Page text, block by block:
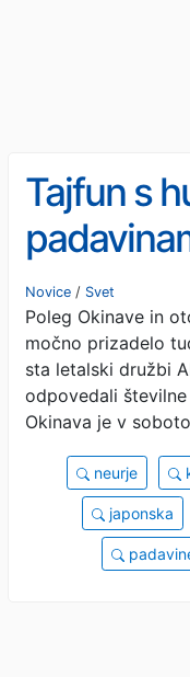
Tajfun s
države,
(FOTO,
Novice / Svet
Poleg Okinave in
močno prizadelo
sta letalski družbi
odpovedali
Okinava je v
neurje
japonska